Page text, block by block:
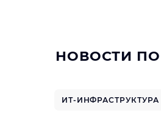
НОВОСТИ
ИТ-ИНФРАСТРУКТУРА